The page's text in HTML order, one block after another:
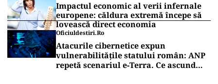
Impactul economic al verii infernale
europene: căldura extremă începe să
lovească direct economia
Oficiuldestiri.ro
Atacurile cibernetice expun
vulnerabilitățile statului român: ANP
repetă scenariul e‑Terra. Ce ascund